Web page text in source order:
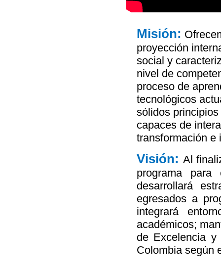
Misión:
proyección
social y
nivel de
proceso de
tecnológicos
sólidos
capaces de
transformación e
Visión: Al
programa
desarrollará
egresados a
integrará
académicos;
de Excelencia y
Colombia según